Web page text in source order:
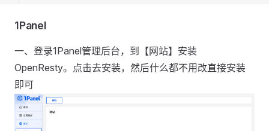
1Panel
一、登录1Panel管理后台，到【网站】安装
OpenResty。点击去安装，然后什么都不用改直接安装
即可